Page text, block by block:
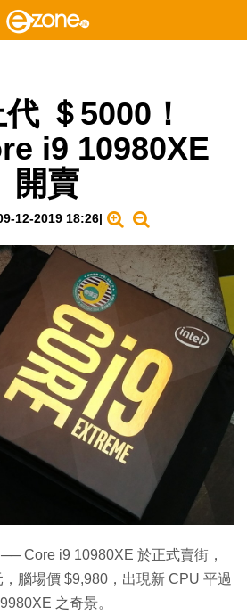
＄5000！
i9 10980XE
開賣
12-2019 18:26|
Core i9 10980XE 於正式賣街，
腦場價 $9,980，出現新 CPU 平過
之奇景。